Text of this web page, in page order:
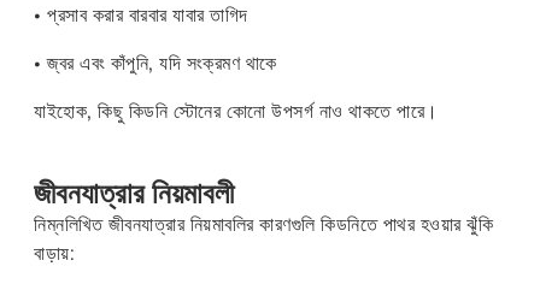
• প্রসাব করার বারবার যাবার তাগিদ
• জ্বর এবং কাঁপুনি, যদি সংক্রমণ থাকে
যাইহোক, কিছু কিডনি স্টোনের কোনো উপসর্গ নাও থাকতে পারে।
জীবনযাত্রার নিয়মাবলী
নিম্নলিখিত জীবনযাত্রার নিয়মাবলির কারণগুলি কিডনিতে পাথর হওয়ার ঝুঁকি
বাড়ায়: